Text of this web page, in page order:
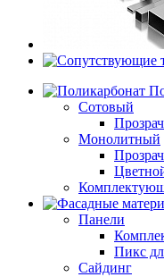
Сотовый
Монолитный
Панели
Пикс
Сайдинг